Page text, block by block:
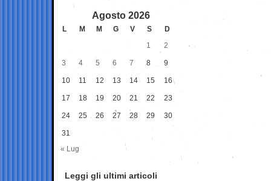
Agosto 2026
L M M G V S
D
1
2
3 4 5 6 7 8 9
10 11 12 13 14 15 16
17 18 19 20 21 22 23
24 25 26 27 28 29 30
31
« Lug
Leggi gli ultimi articoli